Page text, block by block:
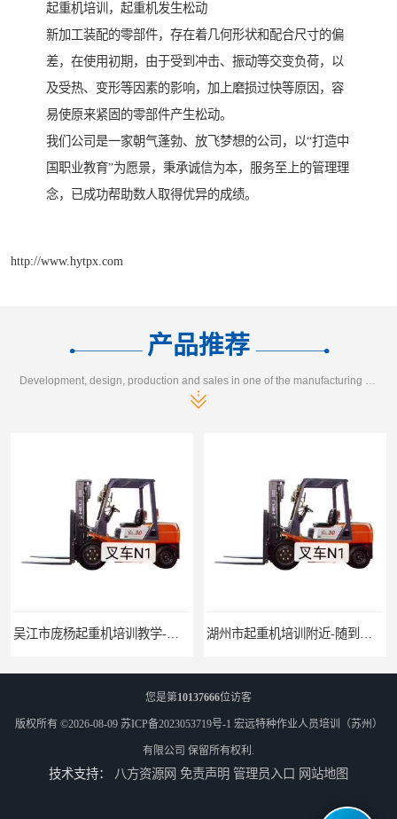
起重机培训，起重机发生松动
新加工装配的零部件，存在着几何形状和配合尺寸的偏
差，在使用初期，由于受到冲击、振动等交变负荷，以
及受热、变形等因素的影响，加上磨损过快等原因，容
易使原来紧固的零部件产生松动。
我们公司是一家朝气蓬勃、放飞梦想的公司，以“打造中
国职业教育”为愿景，秉承诚信为本，服务至上的管理理
念，已成功帮助数人取得优异的成绩。
http://www.hytpx.com
产品推荐
吴江市庞杨起重机培训教学-招生条件 湖州市起重机培训附近-随到随学
您是第10137666位访客
版权所有 ©2026-08-09 苏ICP备2023053719号-1 宏远特种作业人员培训（苏州）
有限公司 保留所有权利.
技术支持： 八方资源网 免责声明 管理员入口 网站地图